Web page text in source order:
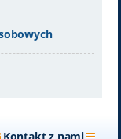
Kontakt z nami